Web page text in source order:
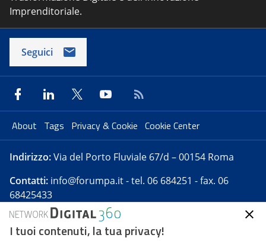
Imprenditoriale.
Seguici
About Tags Privacy & Cookie Cookie Center
Indirizzo:Via del Porto Fluviale 67/d – 00154 Roma
Contatti: info@forumpa.it- tel. 06 684251 - fax. 06
68425433
Forumpa.itè una pubblicazione telematica iscritta
I tuoi contenuti, la tua privacy!